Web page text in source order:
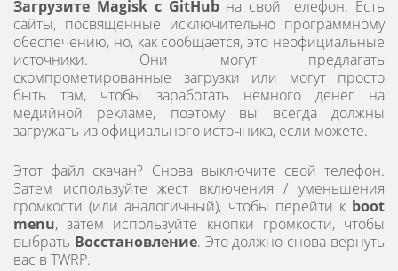
Загрузите Magisk с GitHubна свой телефон. Есть
сайты, посвященные исключительно программному
обеспечению, но, как сообщается, это неофициальные
источники. Они могут предлагать
скомпрометированные загрузки или могут просто
быть там, чтобы заработать немного денег на
медийной рекламе, поэтому вы всегда должны
загружать из официального источника, если можете.
Этот файл скачан? Снова выключите свой телефон.
Затем используйте жест включения / уменьшения
громкости (или аналогичный), чтобы перейти к boot
menu, затем используйте кнопки громкости, чтобы
выбрать Восстановление. Это должно снова вернуть
вас в TWRP.